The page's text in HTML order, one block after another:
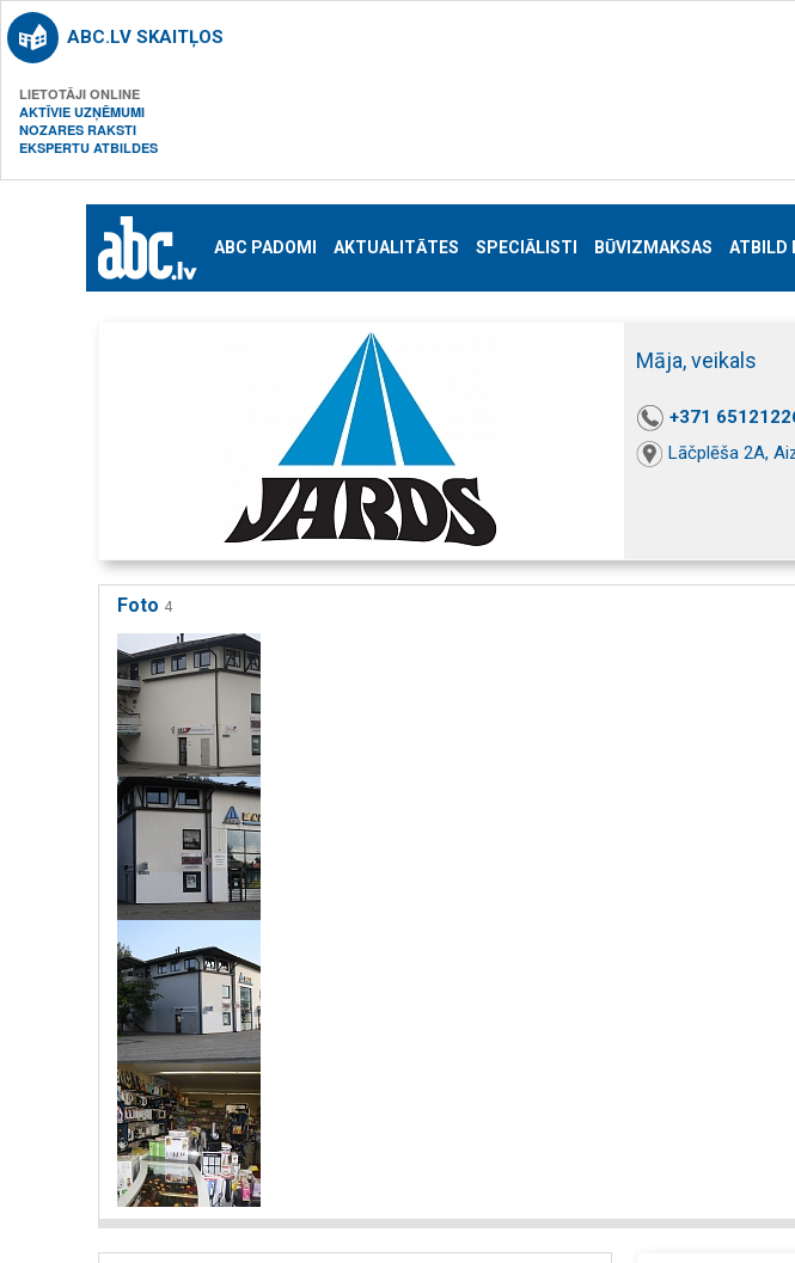
ABC.LV SKAITĻOS
LIETOTĀJI ONLINE
AKTĪVIE UZŅĒMUMI
NOZARES RAKSTI
EKSPERTU ATBILDES
ABC PADOMI AKTUALITĀTES SPECIĀLISTI BŪVIZMAKSAS ATBILD
Māja, veikals
+371
Lāčplēša 2A,
Foto 4